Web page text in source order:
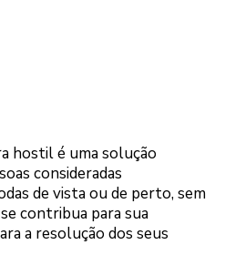
hostil é uma solução
consideradas
de vista ou de perto, sem
contribua para sua
a resolução dos seus